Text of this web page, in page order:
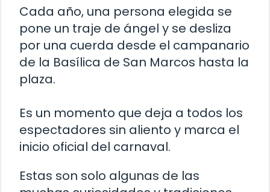
Cada año, una persona elegida se
pone un traje de ángel y se desliza
por una cuerda desde el campanario
de la Basílica de San Marcos hasta la
plaza.
Es un momento que deja a todos los
espectadores sin aliento y marca el
inicio oficial del carnaval.
Estas son solo algunas de las